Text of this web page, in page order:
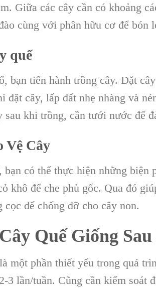
Giữa các cây cần có khoảng
cùng với phân hữu cơ để bón
quế
bạn tiến hành trồng cây. Đặt
đặt cây, lấp đất nhẹ nhàng và
sau khi trồng, cần tưới nước để
Vệ Cây
có thể thực hiện những biện
khô để che phủ gốc. Qua đó
để chống đỡ cho cây non.
Quế Giống
một phần thiết yếu trong quá
lần/tuần. Cũng cần kiểm soát